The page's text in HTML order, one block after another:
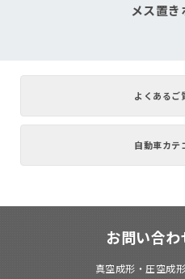
メス置
よくあるご
自動車カテ
お問い合
真空成形・圧空成